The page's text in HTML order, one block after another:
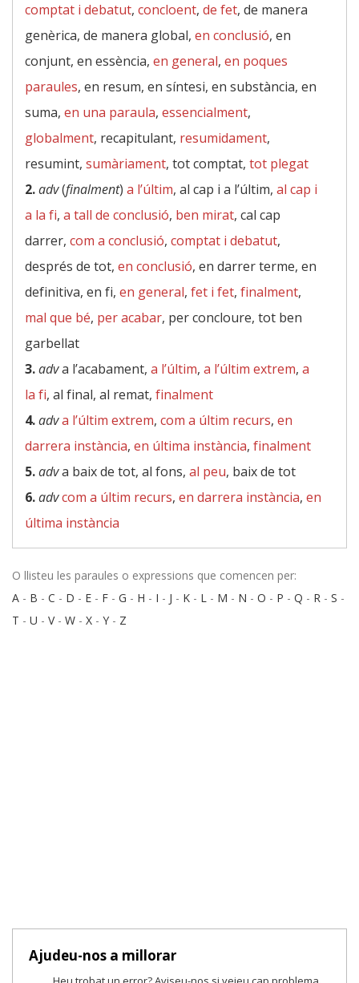
comptat i debatut, concloent, de fet, de manera
genèrica, de manera global, en conclusió, en
conjunt, en essència, en general, en poques
paraules, en resum, en síntesi, en substància, en
suma, en una paraula, essencialment,
globalment, recapitulant, resumidament,
resumint, sumàriament, tot comptat, tot plegat
2.adv(finalment) a l’últim, al cap i a l’últim, al cap i
a la fi, a tall de conclusió, ben mirat, cal cap
darrer, com a conclusió, comptat i debatut,
després de tot, en conclusió, en darrer terme, en
definitiva, en fi, en general, fet i fet, finalment,
mal que bé, per acabar, per concloure, tot ben
garbellat
3.adva l’acabament, a l’últim, a l’últim extrem, a
la fi, al final, al remat, finalment
4.adva l’últim extrem, com a últim recurs, en
darrera instància, en última instància, finalment
5.adva baix de tot, al fons, al peu, baix de tot
6.advcom a últim recurs, en darrera instància, en
última instància
O llisteu les paraules o expressions que comencen per:
A - B - C - D - E - F - G - H - I - J - K - L - M - N - O - P - Q - R - S -
T - U - V- W - X - Y - Z
Ajudeu-nos a millorar